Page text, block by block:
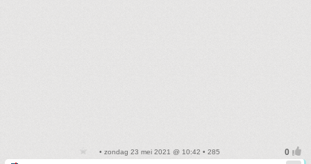
• zondag 23 mei 2021 @ 10:42 • 285